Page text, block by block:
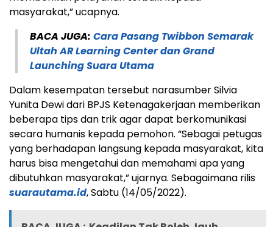
masyarakat,” ucapnya.
BACA JUGA: Cara Pasang Twibbon Semarak
Ultah AR Learning Center dan Grand
Launching Suara Utama
Dalam kesempatan tersebut narasumber Silvia
Yunita Dewi dari BPJS Ketenagakerjaan memberikan
beberapa tips dan trik agar dapat berkomunikasi
secara humanis kepada pemohon. “Sebagai petugas
yang berhadapan langsung kepada masyarakat, kita
harus bisa mengetahui dan memahami apa yang
dibutuhkan masyarakat,” ujarnya. Sebagaimana rilis
suarautama.id, Sabtu (14/05/2022).